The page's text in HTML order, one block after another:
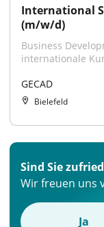
International
(m/w/d)
Business
internationale
GECAD
Bielefeld
Sind Sie
Wir freuen uns
Ja